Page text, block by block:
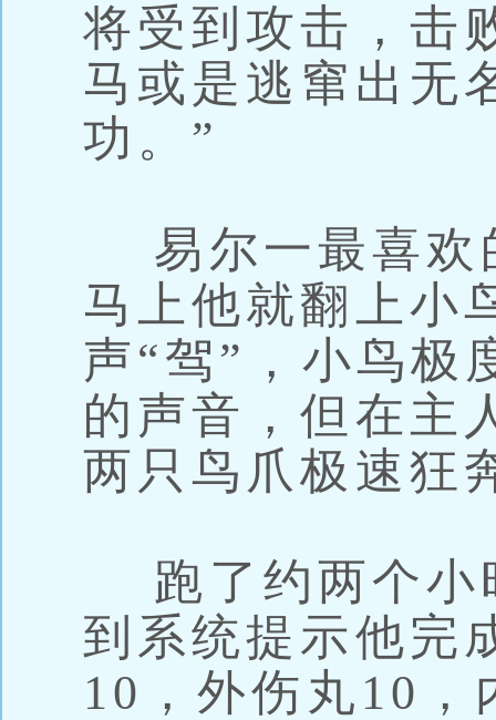
将受到攻击，击
马或是逃窜出无
功。”
易尔一最喜欢
马上他就翻上小
声“驾”，小鸟极
的声音，但在主
两只鸟爪极速狂
跑了约两个小
到系统提示他完
10，外伤丸10